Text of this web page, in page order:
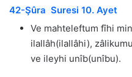
42-Şûra Suresi 10. Ayet
Ve mahteleftum fîhi
ilallâh(ilallâhi),
ve ileyhi unîb(unîbu).